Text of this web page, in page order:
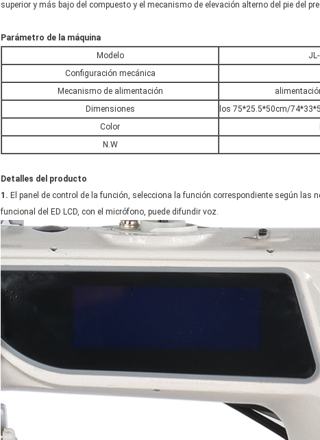
superior y más bajo del compuesto y el mecanismo de elevación alterno del pie del
Parámetro de la máquina
Modelo
Configuración mecánica
Mecanismo de alimentación
Dimensiones
los 75*25.5*50cm/
Color
N.W
Detalles del producto
1. El panel de control de la función, selecciona la función correspondiente según las
funcional del ED LCD, con el micrófono, puede difundir voz.